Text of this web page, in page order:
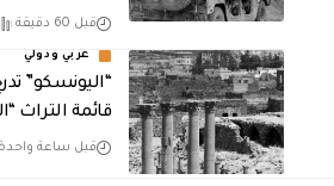
قبل 60 دقيقة
عربي ودولي
قائمة التراث
قبل ساعة واحدة